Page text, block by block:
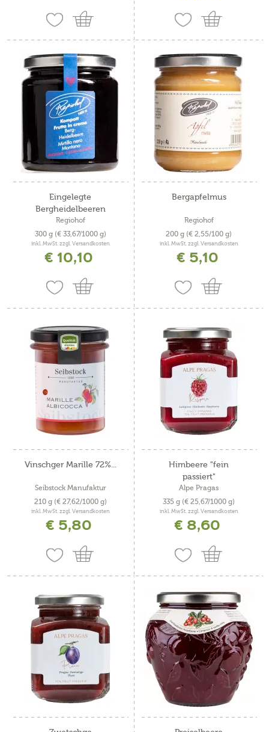
Eingelegte
Bergheidelbeeren
Regiohof
300 g (€ 33,67/1000 g)
inkl. MwSt. zzgl. Versandkosten
€ 10,10
Bergapfelmus
Regiohof
200 g (€ 2,55/100 g)
inkl. MwSt. zzgl. Versandkosten
€ 5,10
Vinschger Marille 72%...
Seibstock Manufaktur
210 g (€ 27,62/1000 g)
inkl. MwSt. zzgl. Versandkosten
€ 5,80
Himbeere "fein
passiert"
Alpe Pragas
335 g (€ 25,67/1000 g)
inkl. MwSt. zzgl. Versandkosten
€ 8,60